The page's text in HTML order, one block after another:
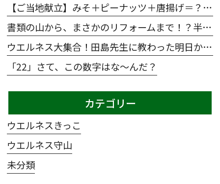
【ご当地献立】みそ＋ピーナッツ＋唐揚げ＝？正解はあの「意外な県」の絶品メニュー！
書類の山から、まさかのリフォームまで！？半年間の「5S活動survival」
ウエルネス大集合！田島先生に教わった明日から使えるレクの魔法🧹～TAJI.magic～
「22」さて、この数字はな～んだ？
カテゴリー
ウエルネスきっこ
ウエルネス守山
未分類